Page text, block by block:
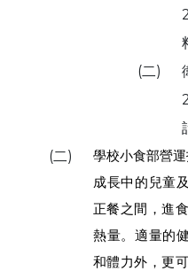
(二)
(二)
學校小食部營運
成長中的兒童
正餐之間，進
熱量。適量的
和體力外，更